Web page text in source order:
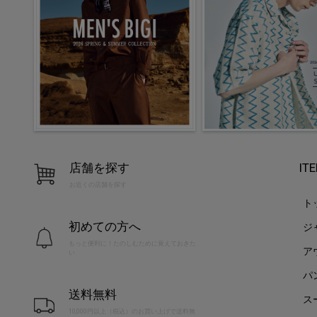
店舗を探す
お近くの店舗を探す
初めての方へ
送料無料
10,000円以上（税込）のお買い上げで送料無
ジ
ア
パ
ス